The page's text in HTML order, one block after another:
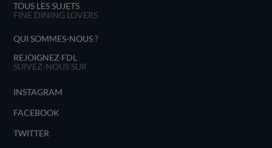
TOUS LES SUJETS
FINE DINING LOVERS
QUI SOMMES-NOUS ?
REJOIGNEZ FDL
SUIVEZ-NOUS SUR
INSTAGRAM
FACEBOOK
TWITTER